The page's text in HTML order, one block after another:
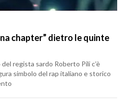
chapter” dietro le quinte
regista sardo Roberto Pili c’è
simbolo del rap italiano e storico